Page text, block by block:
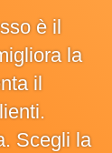
è il
la
il
Scegli la